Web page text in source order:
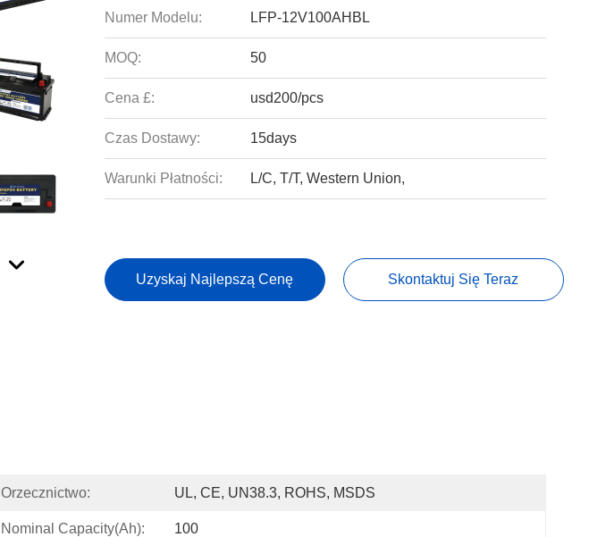
Numer Modelu: LFP-12V100AHBL
MOQ: 50
Cena £: usd200/pcs
Czas Dostawy: 15days
Warunki Płatności: L/C, T/T, Western Union,
Uzyskaj Najlepszą Cenę Skontaktuj Się Teraz
Orzecznictwo: UL, CE, UN38.3, ROHS, MSDS
Nominal Capacity(Ah): 100